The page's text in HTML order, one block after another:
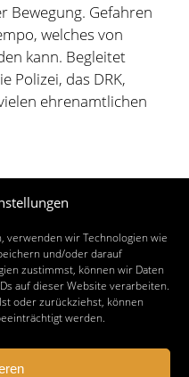
verwenden wir Technologien wie
und/oder darauf
zustimmst, können wir Daten
auf dieser Website verarbeiten.
oder zurückziehst, können
werden.
Bewegung. Gefahren
welches von
kann. Begleitet
Polizei, das DRK,
ehrenamtlichen
Nächste